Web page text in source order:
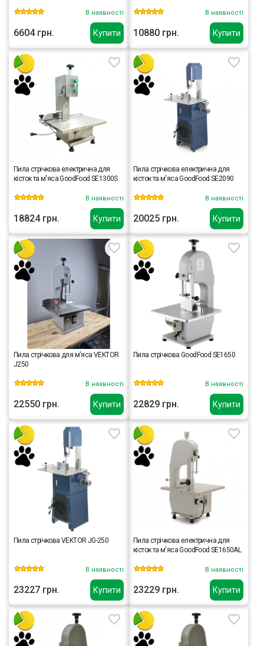
Купити
В наявності
6604 грн. Купити
В наявності
10880 грн.
Купити
Пила стрічкова електрична для
кісток та м'яса GoodFood SE1300S
В наявності
18824 грн. Купити
Пила стрічкова електрична для
кісток та м'яса GoodFood SE2090
В наявності
20025 грн.
Купити
Пила стрічкова для м'яса VEKTOR
J250
В наявності
22550 грн. Купити
Пила стрічкова GoodFood SE1650
В наявності
22829 грн.
Купити
Пила стрічкова VEKTOR JG-250
В наявності
23227 грн. Купити
Пила стрічкова електрична для
кісток та м'яса GoodFood SE1650AL
В наявності
23229 грн.